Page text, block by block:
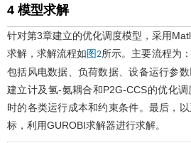
4 模型求解
针对第3章建立的优化调度模型，采用
求解，求解流程如 图2所示。主要流程为
包括风电数据、负荷数据、设备运行参
建立计及氢-氨耦合和P2G-CCS的优化
时的各类运行成本和约束条件。最后，
标，利用GUROBI求解器进行求解。